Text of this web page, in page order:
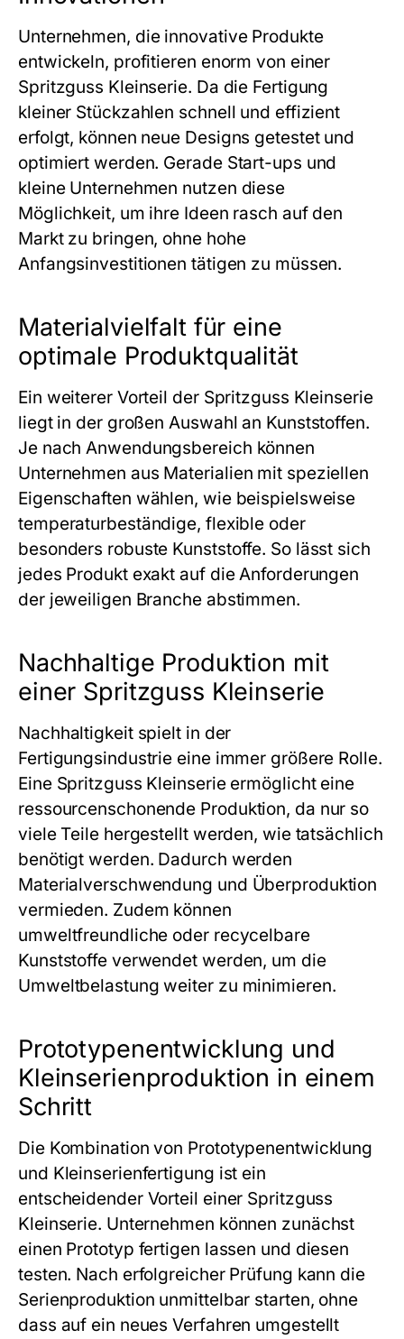
Unternehmen, die innovative Produkte
entwickeln, profitieren enorm von einer
Spritzguss Kleinserie. Da die Fertigung
kleiner Stückzahlen schnell und effizient
erfolgt, können neue Designs getestet und
optimiert werden. Gerade Start-ups und
kleine Unternehmen nutzen diese
Möglichkeit, um ihre Ideen rasch auf den
Markt zu bringen, ohne hohe
Anfangsinvestitionen tätigen zu müssen.
Materialvielfalt für eine
optimale Produktqualität
Ein weiterer Vorteil der Spritzguss Kleinserie
liegt in der großen Auswahl an Kunststoffen.
Je nach Anwendungsbereich können
Unternehmen aus Materialien mit speziellen
Eigenschaften wählen, wie beispielsweise
temperaturbeständige, flexible oder
besonders robuste Kunststoffe. So lässt sich
jedes Produkt exakt auf die Anforderungen
der jeweiligen Branche abstimmen.
Nachhaltige Produktion mit
einer Spritzguss Kleinserie
Nachhaltigkeit spielt in der
Fertigungsindustrie eine immer größere Rolle.
Eine Spritzguss Kleinserieermöglicht eine
ressourcenschonende Produktion, da nur so
viele Teile hergestellt werden, wie tatsächlich
benötigt werden. Dadurch werden
Materialverschwendung und Überproduktion
vermieden. Zudem können
umweltfreundliche oder recycelbare
Kunststoffe verwendet werden, um die
Umweltbelastung weiter zu minimieren.
Prototypenentwicklung und
Kleinserienproduktion in einem
Schritt
Die Kombination von Prototypenentwicklung
und Kleinserienfertigung ist ein
entscheidender Vorteil einer Spritzguss
Kleinserie. Unternehmen können zunächst
einen Prototyp fertigen lassen und diesen
testen. Nach erfolgreicher Prüfung kann die
Serienproduktion unmittelbar starten, ohne
dass auf ein neues Verfahren umgestellt